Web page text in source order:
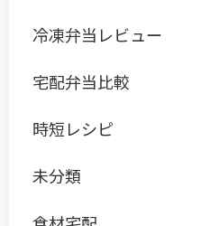
冷凍弁当レビュー
宅配弁当比較
時短レシピ
未分類